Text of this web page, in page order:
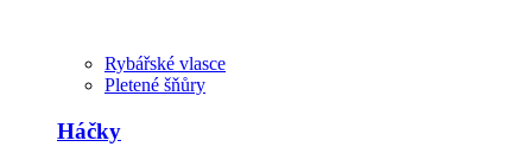
Rybářské vlasce
Pletené šňůry
Háčky